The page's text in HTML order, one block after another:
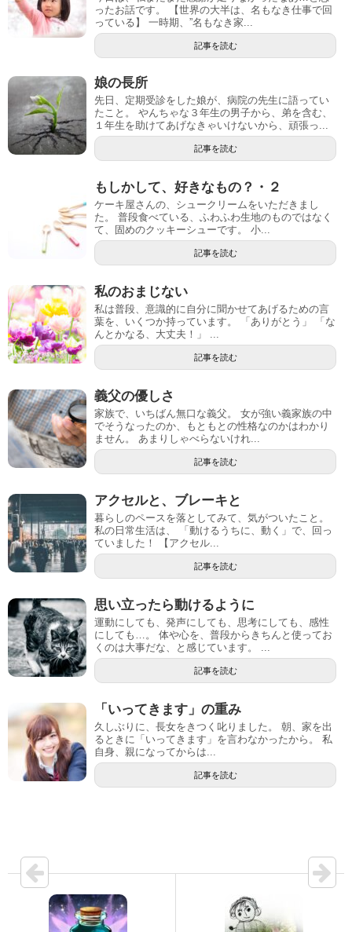
ったお話です。 【世界の大半は、名もなき仕事で回
っている】 一時期、”名もなき家...
記事を読む
娘の長所
先日、定期受診をした娘が、病院の先生に語ってい
たこと。 やんちゃな３年生の男子から、弟を含む、
１年生を助けてあげなきゃいけないから、頑張っ...
記事を読む
もしかして、好きなもの？・２
ケーキ屋さんの、シュークリームをいただきまし
た。 普段食べている、ふわふわ生地のものではなく
て、固めのクッキーシューです。 小...
記事を読む
私のおまじない
私は普段、意識的に自分に聞かせてあげるための言
葉を、いくつか持っています。 「ありがとう」 「な
んとかなる、大丈夫！」 ...
記事を読む
義父の優しさ
家族で、いちばん無口な義父。 女が強い義家族の中
でそうなったのか、もともとの性格なのかはわかり
ません。 あまりしゃべらないけれ...
記事を読む
アクセルと、ブレーキと
暮らしのペースを落としてみて、気がついたこと。
私の日常生活は、 「動けるうちに、動く」で、回っ
ていました！ 【アクセル...
記事を読む
思い立ったら動けるように
運動にしても、発声にしても、思考にしても、感性
にしても…。 体や心を、普段からきちんと使ってお
くのは大事だな、と感じています。 ...
記事を読む
「いってきます」の重み
久しぶりに、長女をきつく叱りました。 朝、家を出
るときに「いってきます」を言わなかったから。 私
自身、親になってからは...
記事を読む